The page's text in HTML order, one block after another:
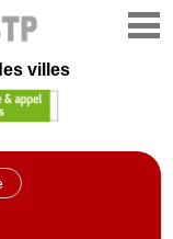
villes